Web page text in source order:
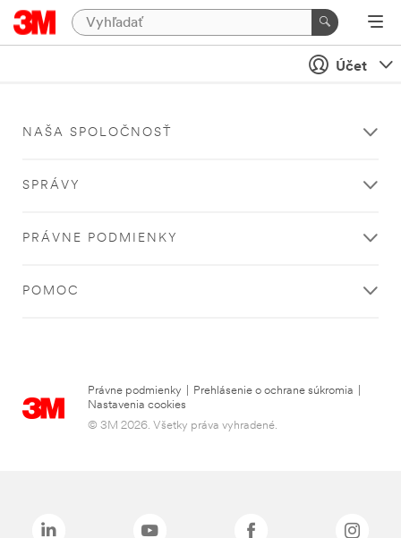
Účet
NAŠA SPOLOČNOSŤ
SPRÁVY
PRÁVNE PODMIENKY
POMOC
Právne podmienky Prehlásenie o ochrane súkromia
Nastavenia cookies
© 3M 2026. Všetky práva vyhradené.